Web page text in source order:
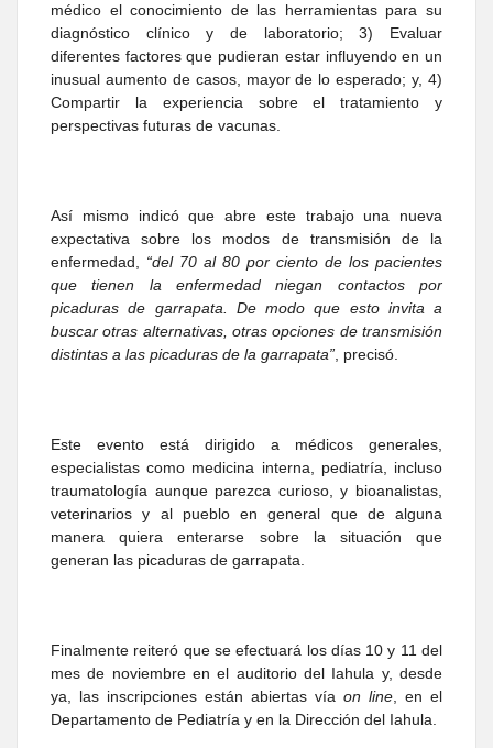
médico el conocimiento de las herramientas para su
diagnóstico clínico y de laboratorio; 3) Evaluar
diferentes factores que pudieran estar influyendo en un
inusual aumento de casos, mayor de lo esperado; y, 4)
Compartir la experiencia sobre el tratamiento y
perspectivas futuras de vacunas.
Así mismo indicó que abre este trabajo una nueva
expectativa sobre los modos de transmisión de la
enfermedad, “del 70 al 80 por ciento de los pacientes
que tienen la enfermedad niegan contactos por
picaduras de garrapata. De modo que esto invita a
buscar otras alternativas, otras opciones de transmisión
distintas a las picaduras de la garrapata”, precisó.
Este evento está dirigido a médicos generales,
especialistas como medicina interna, pediatría, incluso
traumatología aunque parezca curioso, y bioanalistas,
veterinarios y al pueblo en general que de alguna
manera quiera enterarse sobre la situación que
generan las picaduras de garrapata.
Finalmente reiteró que se efectuará los días 10 y 11 del
mes de noviembre en el auditorio del Iahula y, desde
ya, las inscripciones están abiertas vía on line, en el
Departamento de Pediatría y en la Dirección del Iahula.